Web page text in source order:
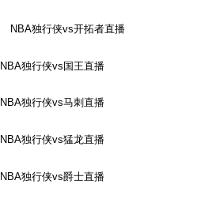
NBA独行侠vs开拓者直播
NBA独行侠vs国王直播
NBA独行侠vs马刺直播
NBA独行侠vs猛龙直播
NBA独行侠vs爵士直播